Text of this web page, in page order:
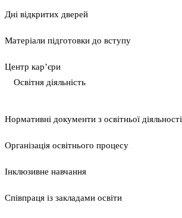
Дні відкритих дверей
Матеріали підготовки до вступу
Центр кар’єри
Освітня діяльність
Нормативні документи з освітньої діяльності
Організація освітнього процесу
Інклюзивне навчання
Співпраця із закладами освіти